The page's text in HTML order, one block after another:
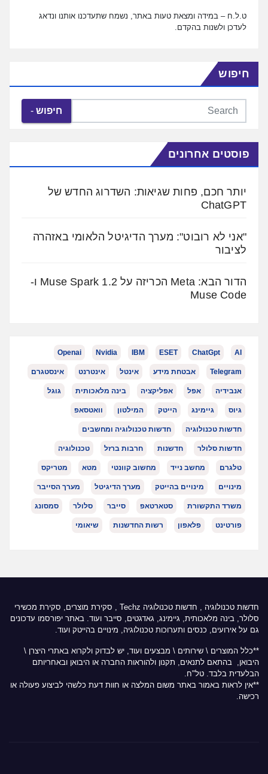
ט.ל.ח – במידה ומצאת טעות באתר, נשמח שתעדכנו אותנו ונדאג
לעדכן ולשנות בהקדם.
חיפוש
חיפוש
פוסטים אחרונים
יותר חכם, פחות שגיאות: השדרוג החדש של
ChatGPT
"אני לא רובוט": מערך הדיגיטל הלאומי באזהרה
לציבור
הדור הבא: Meta הכריזה על Muse Spark 1.2 ו-
Muse Code
AI
ChatGpt
ESET
IBM
Nvidia
Openai
Telegram אבטחת מידע אינטל אינטרנט אינסטגרם
אנבידיה אפל אפליקציה בינה מלאכותית גוגל
גיוס גיימינג הייטק המילטון וואטסאפ
חדשות טכנולוגיה חדשות טכנולוגיה ומחשבים
חדשות סלולר חדשנות חרבות ברזל טכנולוגיה
טלגרם מחשב נייד מחשוב קוונטי מטא מטריקס
מינויים מינויים בהייטק מערך הדיגיטל מערך הסייבר
משרד התקשורת סטארטאפ סייבר סלולר סמסונג
פורטינט פלאפון רשות החדשנות שיאומי
חדשות טכנולוגיה חדשות טכנולוגיה Techz
, סקירת מוצרים, סקירת מכשירי
סלולר, בינה מלאכותית, גיימינג, גאדגטים, סייבר ועוד. באתר יפורסמו עדכונים
גם על אירועים, כנסים ותערוכות טכנולוגיה, מינויים בהייטק ועוד.
**כלל המוצרים \ שירותים \ מבצעים ועוד, יש לבדוק ולקרוא באתרי היצרן \
היבואן, בהתאם לתנאים, תקנון ולהוראות החברה או היבואן ובאחריותם
הבלעדית בלבד. טל"ח.
**אין לראות באמור באתר משום המלצה או חוות דעת כלשהי לביצוע פעולה או
רכישה.